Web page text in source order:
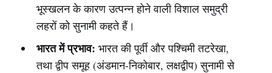
भूस्खलन के कारण उत्पन्न होने वाली विशाल समुद्री
लहरों को सुनामी कहते हैं।
भारत में प्रभाव: भारत की पूर्वी और पश्चिमी तटरेखा,
तथा द्वीप समूह (अंडमान-निकोबार, लक्षद्वीप) सुनामी से